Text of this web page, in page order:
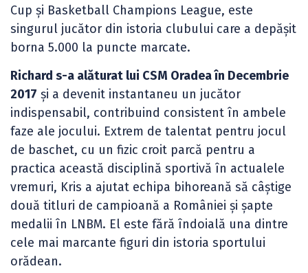
Cup și Basketball Champions League, este
singurul jucător din istoria clubului care a depășit
borna 5.000 la puncte marcate.
Richard s-a alăturat lui CSM Oradea în Decembrie
2017 și a devenit instantaneu un jucător
indispensabil, contribuind consistent în ambele
faze ale jocului. Extrem de talentat pentru jocul
de baschet, cu un fizic croit parcă pentru a
practica această disciplină sportivă în actualele
vremuri, Kris a ajutat echipa bihoreană să câștige
două titluri de campioană a României și șapte
medalii în LNBM. El este fără îndoială una dintre
cele mai marcante figuri din istoria sportului
orădean.